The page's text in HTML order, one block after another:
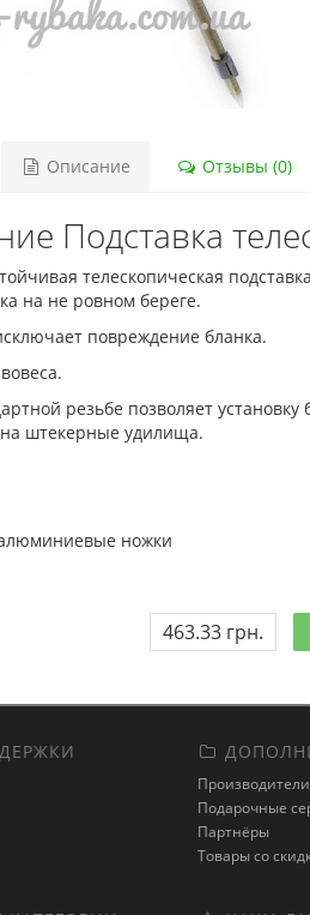
Описание Отзывы (0)
Подставка
телескопическая
на не ровном береге.
повреждение бланка.
резьбе позволяет
штекерные удилища.
ножки
463.33 грн.
Производители
Подарочные
Партнёры
Товары со